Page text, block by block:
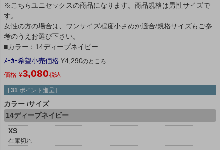
※こちらユニセックスの商品になります。商品規格は男性サイズで
す。
女性の方の場合は、ワンサイズ程度小さめか適合/規格サイズもご参
考のうえお選び下さい。
■カラー：14ディープネイビー
ﾒｰｶｰ希望小売価格 ¥4,290のところ
価格 ¥3,080税込
[ 31 ポイント進呈 ]
カラー サイズ
14ディープネイビー
XS
在庫切れ
—